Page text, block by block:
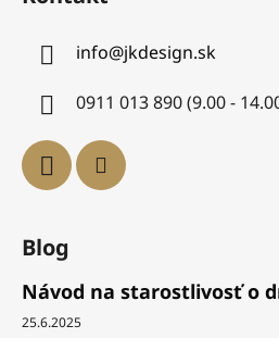
info@jkdesign.sk
0911 013 890 (9.00 -
Blog
Návod na starostlivosť o
25.6.2025